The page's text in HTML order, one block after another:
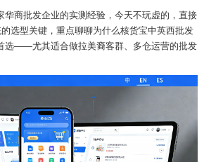
华商批发企业的实测经验，今天不玩虚的，直接
选型关键，重点聊聊为什么核货宝中英西批发
选——尤其适合做拉美裔客群、多仓运营的批发